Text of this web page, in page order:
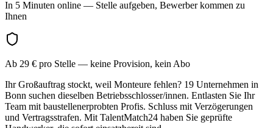
In 5 Minuten online — Stelle aufgeben, Bewerber kommen zu
Ihnen
Ab 29 € pro Stelle — keine Provision, kein Abo
Ihr Großauftrag stockt, weil Monteure fehlen? 19 Unternehmen in
Bonn suchen dieselben Betriebsschlosser/innen. Entlasten Sie Ihr
Team mit baustellenerprobten Profis. Schluss mit Verzögerungen
und Vertragsstrafen. Mit TalentMatch24 haben Sie geprüfte